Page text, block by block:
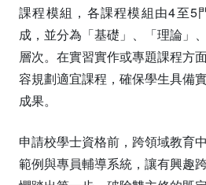
課程模組，各課程模組由4至5
成，並分為「基礎」、「理論」
層次。在實習實作或專題課程方
容規劃適宜課程，確保學生具備
成果。
申請校學士資格前，跨領域教育
範例與專員輔導系統，讓有興趣